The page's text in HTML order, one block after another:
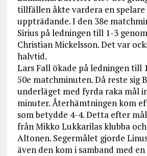
tillfällen åkte vardera en
uppträdande. I den 38e
Sirius på ledningen till 1-3
Christian Mickelsson. Det var
halvtid.
Lars Fall ökade på ledningen till
50e matchminuten. Då reste sig
underläget med fyrda raka mål
minuter. Återhämtningen kom
som betydde 4-4. Detta efter
från Mikko Lukkarilas klubba
Altonen. Segermålet gjorde
även den kom i samband med